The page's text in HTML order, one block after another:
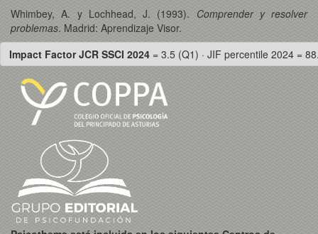
Whimbey, A. y Lochhead, J. (1993). Comprender y resolver
problemas. Madrid: Aprendizaje Visor.
Impact Factor JCR SSCI 2024 = 3.5 (Q1) · JIF percentile 2024 =